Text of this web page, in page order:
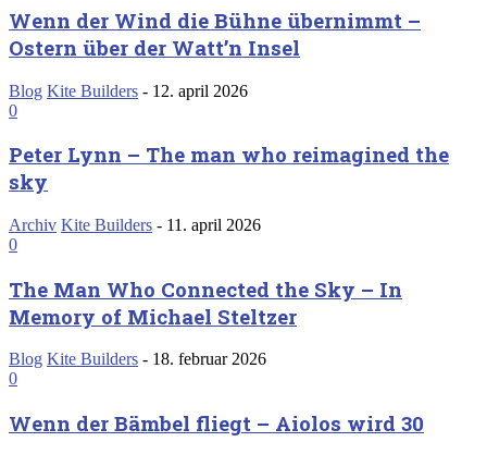
Wenn der Wind die Bühne übernimmt –
Ostern über der Watt’n Insel
Blog Kite Builders - 12. april 2026
0
Peter Lynn – The man who reimagined the
sky
Archiv Kite Builders - 11. april 2026
0
The Man Who Connected the Sky – In
Memory of Michael Steltzer
Blog Kite Builders - 18. februar 2026
0
Wenn der Bämbel fliegt – Aiolos wird 30